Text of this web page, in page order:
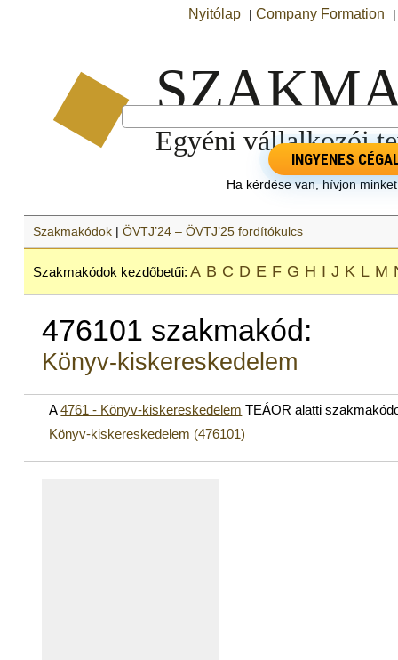
Nyitólap |Company Formation
INGYENES
Ha kérdése van, hívjon
Szakmakódok |ÖVTJ’24 – ÖVTJ’25 fordítókulcs
Szakmakódok kezdőbetűi: A B C D E F G H I J K L M
476101 szakmakód:
Könyv-kiskereskedelem
A4761 - Könyv-kiskereskedelem TEÁOR alatti
Könyv-kiskereskedelem (476101)